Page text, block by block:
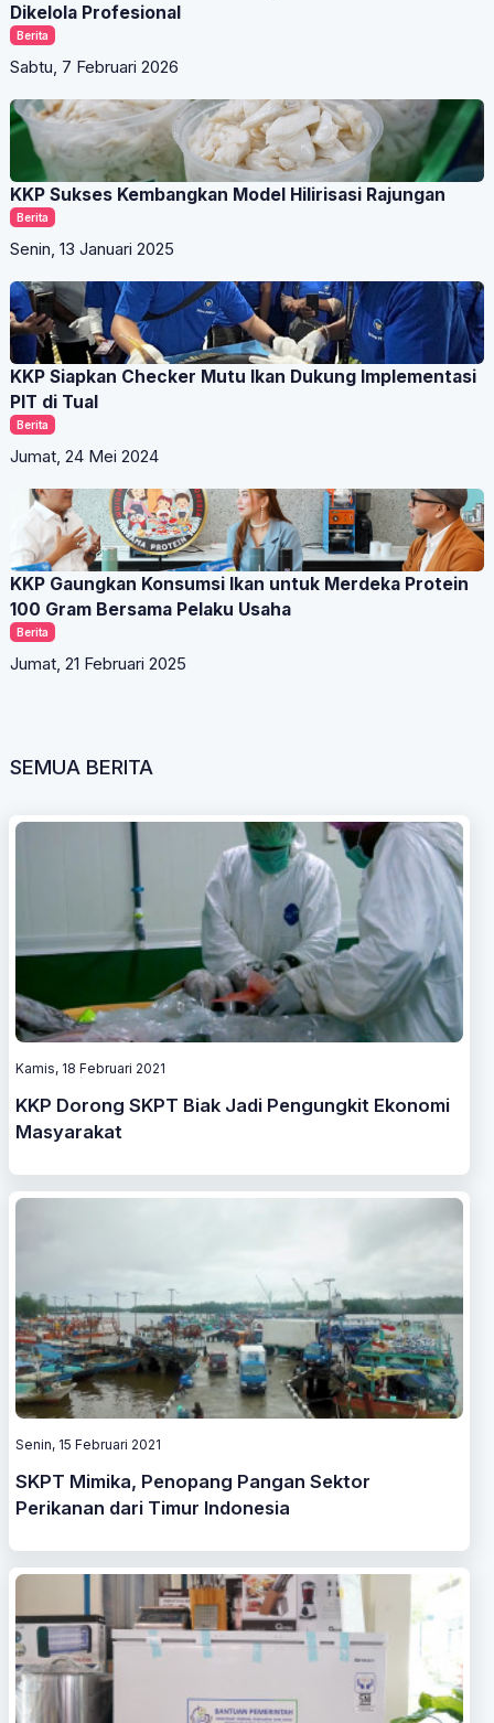
Dikelola Profesional
Berita
Sabtu, 7 Februari 2026
KKP Sukses Kembangkan Model Hilirisasi Rajungan
Berita
Senin, 13 Januari 2025
KKP Siapkan Checker Mutu Ikan Dukung Implementasi
PIT di Tual
Berita
Jumat, 24 Mei 2024
KKP Gaungkan Konsumsi Ikan untuk Merdeka Protein
100 Gram Bersama Pelaku Usaha
Berita
Jumat, 21 Februari 2025
SEMUA BERITA
Kamis, 18 Februari 2021
KKP Dorong SKPT Biak Jadi Pengungkit Ekonomi
Masyarakat
Senin, 15 Februari 2021
SKPT Mimika, Penopang Pangan Sektor
Perikanan dari Timur Indonesia